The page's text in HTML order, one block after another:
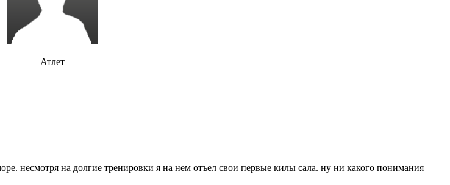
Атлет
несмотря на долгие тренировки я на нем отъел свои первые килы сала. ну ни какого понимания